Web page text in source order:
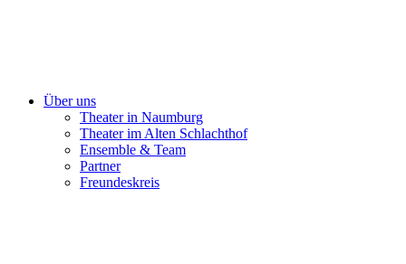
Über uns
Theater in Naumburg
Theater im Alten Schlachthof
Ensemble & Team
Partner
Freundeskreis